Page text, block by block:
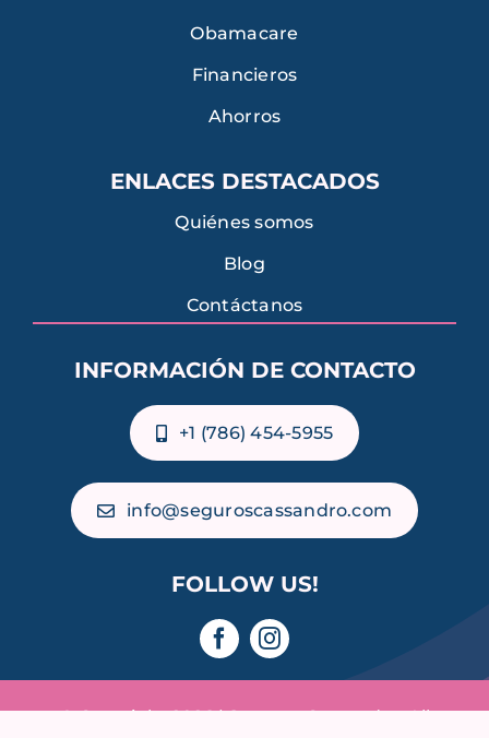
Obamacare
Financieros
Ahorros
ENLACES DESTACADOS
Quiénes somos
Blog
Contáctanos
INFORMACIÓN DE CONTACTO
+1 (786) 454-5955
info@seguroscassandro.com
FOLLOW US!
© Copyright 2026 | Seguros Cassandro. All